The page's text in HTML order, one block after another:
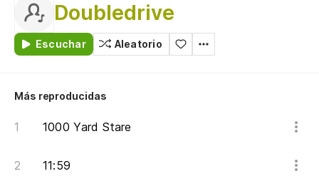
Doubledrive
Escuchar Aleatorio
Más reproducidas
1000 Yard Stare
11:59